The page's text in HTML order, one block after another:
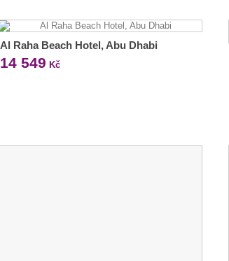
Al Raha Beach Hotel, Abu Dhabi
14 549 Kč